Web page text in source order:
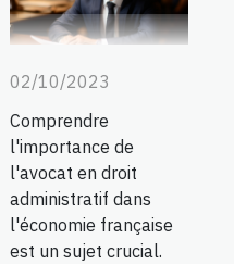
02/10/2023
Comprendre
l'importance de
l'avocat en droit
administratif dans
l'économie française
est un sujet crucial.